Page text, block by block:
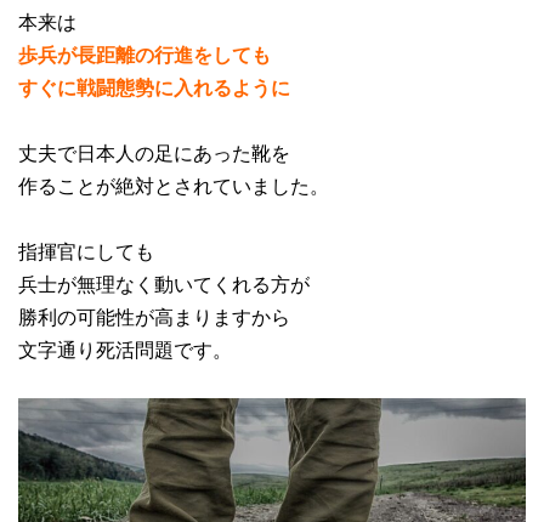
本来は
歩兵が長距離の行進をしても
すぐに戦闘態勢に入れるように
丈夫で日本人の足にあった靴を
作ることが絶対とされていました。
指揮官にしても
兵士が無理なく動いてくれる方が
勝利の可能性が高まりますから
文字通り死活問題です。